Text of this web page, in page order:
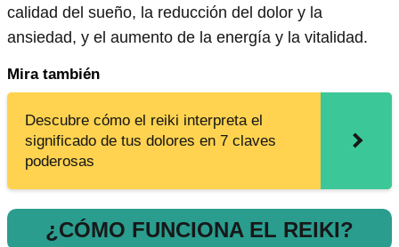
calidad del sueño, la reducción del dolor y la
ansiedad, y el aumento de la energía y la vitalidad.
Mira también
Descubre cómo el reiki interpreta el
significado de tus dolores en 7 claves
poderosas
¿CÓMO FUNCIONA EL REIKI?